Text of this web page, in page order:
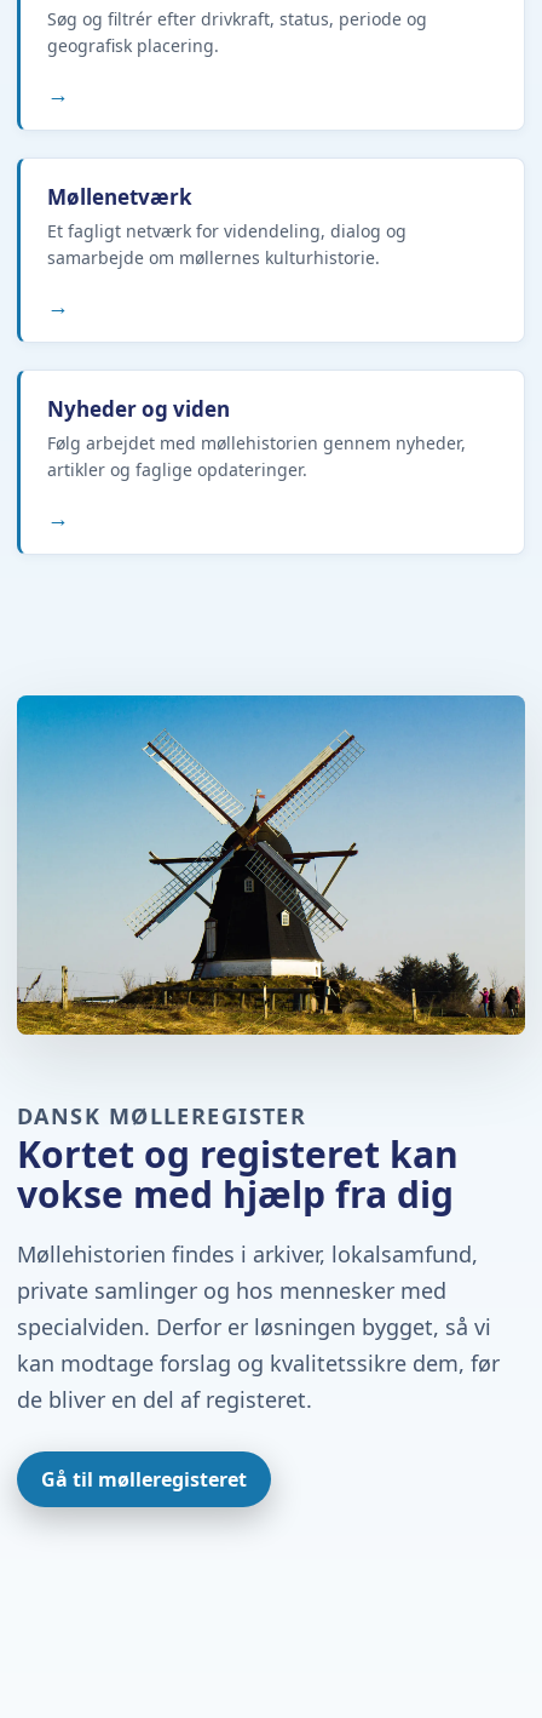
Søg og filtrér efter drivkraft, status, periode og
geografisk placering.
→
Møllenetværk
Et fagligt netværk for videndeling, dialog og
samarbejde om møllernes kulturhistorie.
→
Nyheder og viden
Følg arbejdet med møllehistorien gennem nyheder,
artikler og faglige opdateringer.
→
DANSK MØLLEREGISTER
Kortet og registeret kan
vokse med hjælp fra dig
Møllehistorien findes i arkiver, lokalsamfund,
private samlinger og hos mennesker med
specialviden. Derfor er løsningen bygget, så vi
kan modtage forslag og kvalitetssikre dem, før
de bliver en del af registeret.
Gå til mølleregisteret